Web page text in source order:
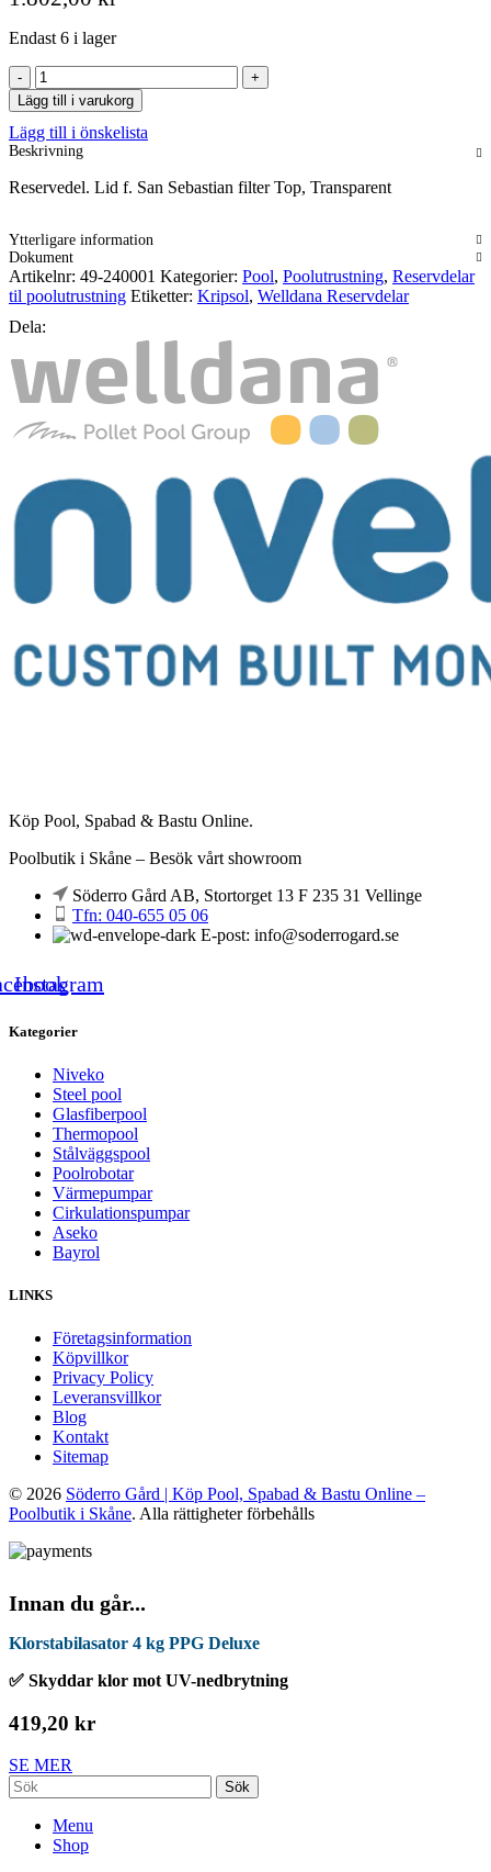
Endast 6 i lager
Lid
f.
San
Sebastian
filter
Transparent
Lägg till i varukorg
Lägg till i önskelista
Beskrivning
Reservedel. Lid f. San Sebastian filter Top, Transparent
Ytterligare information
Dokument
Artikelnr: 49-240001 Kategorier: Pool, Poolutrustning, Reservdelar
til poolutrustning Etiketter: Kripsol, Welldana Reservdelar
Dela:
Köp Pool, Spabad & Bastu Online.
Poolbutik i Skåne – Besök vårt showroom
Söderro Gård AB, Stortorget 13 F 235 31 Vellinge
Tfn: 040-655 05 06
E-post: info@soderrogard.se
Instagram
Kategorier
Niveko
Steel pool
Glasfiberpool
Thermopool
Stålväggspool
Poolrobotar
Värmepumpar
Cirkulationspumpar
Aseko
Bayrol
LINKS
Företagsinformation
Köpvillkor
Privacy Policy
Leveransvillkor
Blog
Kontakt
Sitemap
© 2026 Söderro Gård | Köp Pool, Spabad & Bastu Online –
Poolbutik i Skåne. Alla rättigheter förbehålls
Innan du går...
Klorstabilasator 4 kg PPG Deluxe
✅ Skyddar klor mot UV-nedbrytning
419,20 kr
SE MER
Sök
Menu
Shop